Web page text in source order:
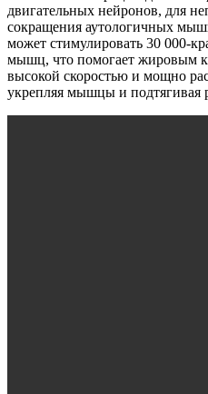
двигательных нейронов, для
сокращения аутологичных
может стимулировать 30 000-
мышц, что помогает жировым
высокой скоростью и мощно
укрепляя мышцы и подтягивая